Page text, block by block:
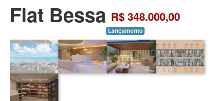
Flat Bessa R$ 348.000,00
Lançamento